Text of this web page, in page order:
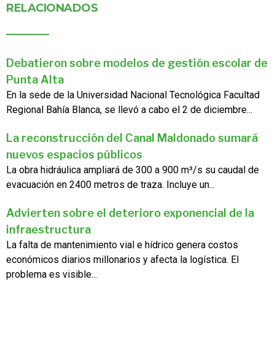
RELACIONADOS
Debatieron sobre modelos de gestión escolar de
Punta Alta
En la sede de la Universidad Nacional Tecnológica Facultad
Regional Bahía Blanca, se llevó a cabo el 2 de diciembre...
La reconstrucción del Canal Maldonado sumará
nuevos espacios públicos
La obra hidráulica ampliará de 300 a 900 m³/s su caudal de
evacuación en 2400 metros de traza. Incluye un...
Advierten sobre el deterioro exponencial de la
infraestructura
La falta de mantenimiento vial e hídrico genera costos
económicos diarios millonarios y afecta la logística. El
problema es visible...